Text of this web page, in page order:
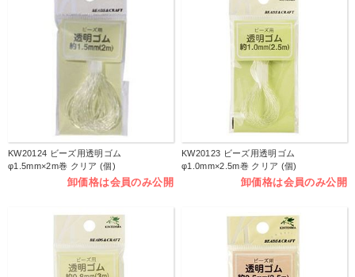
KW20124 ビーズ用透明ゴム
φ1.5mm×2m巻 クリア (個)
卸価格は会員のみ公開
KW20123 ビーズ用透明ゴム
φ1.0mm×2.5m巻 クリア (個)
卸価格は会員のみ公開